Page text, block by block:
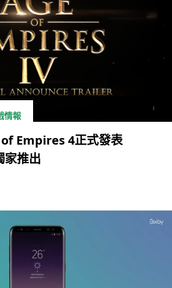
情報
of Empires 4正式發表
推出